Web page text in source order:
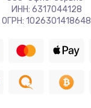
ИНН: 6317044128
ОГРН: 1026301418648